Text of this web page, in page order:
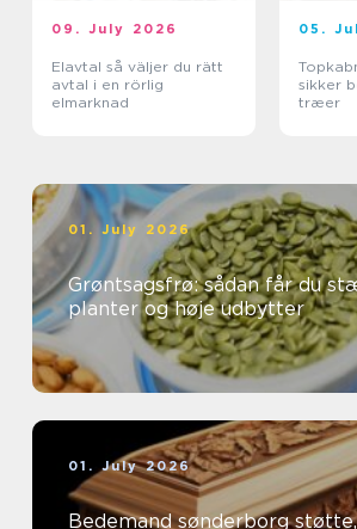
09. July 2026
Elavtal så väljer du rätt
avtal i en rörlig
elmarknad
05.
sikker
træer
01. July 2026
Grøntsagsfrø: sådan får du
planter og høje udbytter
01. July 2026
Bedemand sønderborg støtte, overblik